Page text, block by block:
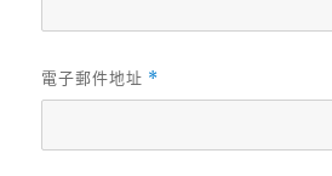
電子郵件地址 *